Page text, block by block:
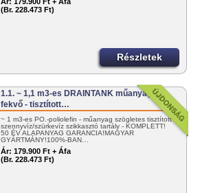
(Br. 228.473 Ft)
Részletek
1.1. ~ 1,1 m3-es DRAINTANK műanyag -
fekvő - tisztított…
~ 1 m3-es PO.-poliolefin - műanyag szögletes tisztított
szennyvíz/szürkevíz szikkasztó tartály - KOMPLETT!
50 ÉV ALAPANYAG GARANCIA!MAGYAR
GYÁRTMÁNY!100%-BAN…
Ár: 179.900 Ft + Áfa
(Br. 228.473 Ft)